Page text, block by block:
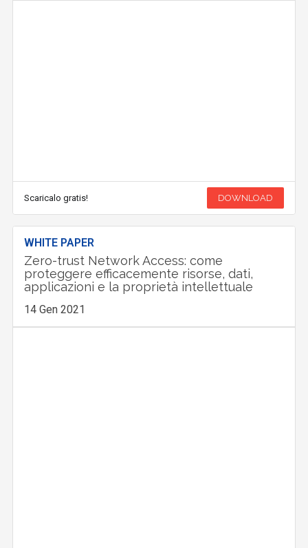
Scaricalo gratis! DOWNLOAD
WHITE PAPER
Zero-trust Network Access: come
proteggere efficacemente risorse, dati,
applicazioni e la proprietà intellettuale
14 Gen 2021